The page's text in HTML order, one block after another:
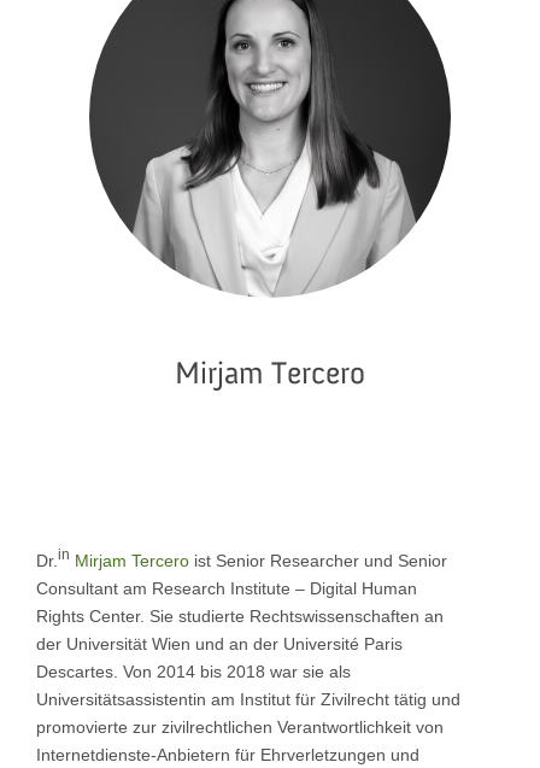
Mirjam Tercero
Dr. in Mirjam Terceroist Senior Researcher und Senior
Consultant am Research Institute – Digital Human
Rights Center. Sie studierte Rechtswissenschaften an
der Universität Wien und an der Université Paris
Descartes. Von 2014 bis 2018 war sie als
Universitätsassistentin am Institut für Zivilrecht tätig und
promovierte zur zivilrechtlichen Verantwortlichkeit von
Internetdienste-Anbietern für Ehrverletzungen und